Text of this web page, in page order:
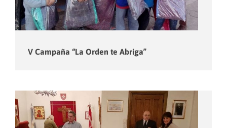
V Campaña “La Orden te Abriga”